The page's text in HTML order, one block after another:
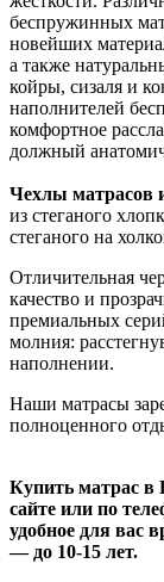
беспружинных
новейших
а также
койры, сизаля и
наполнителей
комфортное
должный
Чехлы матрасов
из стеганого
стеганого на
Отличительная
качество и
премиальных
молния:
наполнении.
Наши матрасы
полноценного
Купить матрас
сайте или по
удобное для вас
— до 10-15 лет.